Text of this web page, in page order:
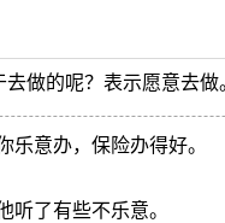
做的呢？表示愿意去做
意办，保险办得好。
了有些不乐意。